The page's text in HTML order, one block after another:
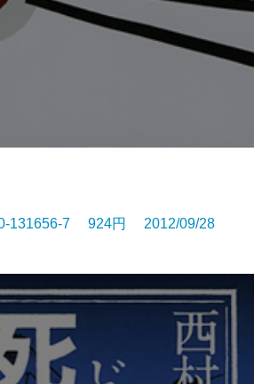
131656-7 924円 2012/09/28